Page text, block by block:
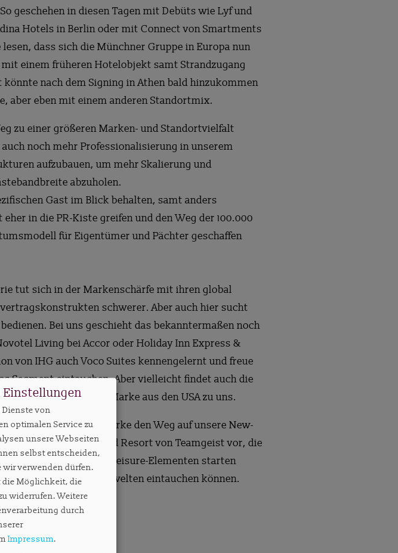
geschehen in diesen Tagen mit Debüts wie Lyf und
Hotels in Berlin oder mit Connect von Smartments
dass sich die Münchner Gruppe in Europa nun
einem früheren Hotelobjekt samt Strandzugang
nach dem Signing in Athen bald hinzukommen
aber eben mit einem anderen Standortmix.
zu einer größeren Marken- und Standortvielfalt
noch mehr Professionalisierung in unserem
aufzubauen, um mehr Skalierung und
abzuholen.
Gast im Blick behalten, samt anders
in die PR-Kiste greifen und den Weg der 100.000
für Eigentümer und Pächter geschaffen
tut sich in der Markenschärfe mit ihren global
schwerer. Aber auch hier sucht
Bei uns geschieht das bekanntermaßen noch
Living bei Accor oder Holiday Inn Express &
von IHG auch Voco Suites kennengelernt und freue
Segment eintauchen. Aber vielleicht findet auch die
Extended-Stay-Marke aus den USA zu uns.
als neue Coliving-Marke den Weg auf unsere New-
die Marke 360 Grad Resort von Teamgeist vor, die
Coworking- und Leisure-Elementen starten
wirklich neue Markenwelten eintauchen können.
von
optimalen Service zu
unsere Webseiten
selbst entscheiden,
verwenden dürfen.
die Möglichkeit, die
widerrufen. Weitere
durch
Impressum.